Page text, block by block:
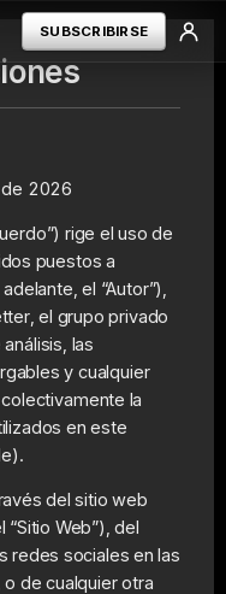
SUBSCRIBIRSE
de 2026
rige el uso de
puestos a
el “Autor”),
el grupo privado
las
y cualquier
la
en este
del sitio web
“Sitio Web”), del
redes sociales en las
de cualquier otra